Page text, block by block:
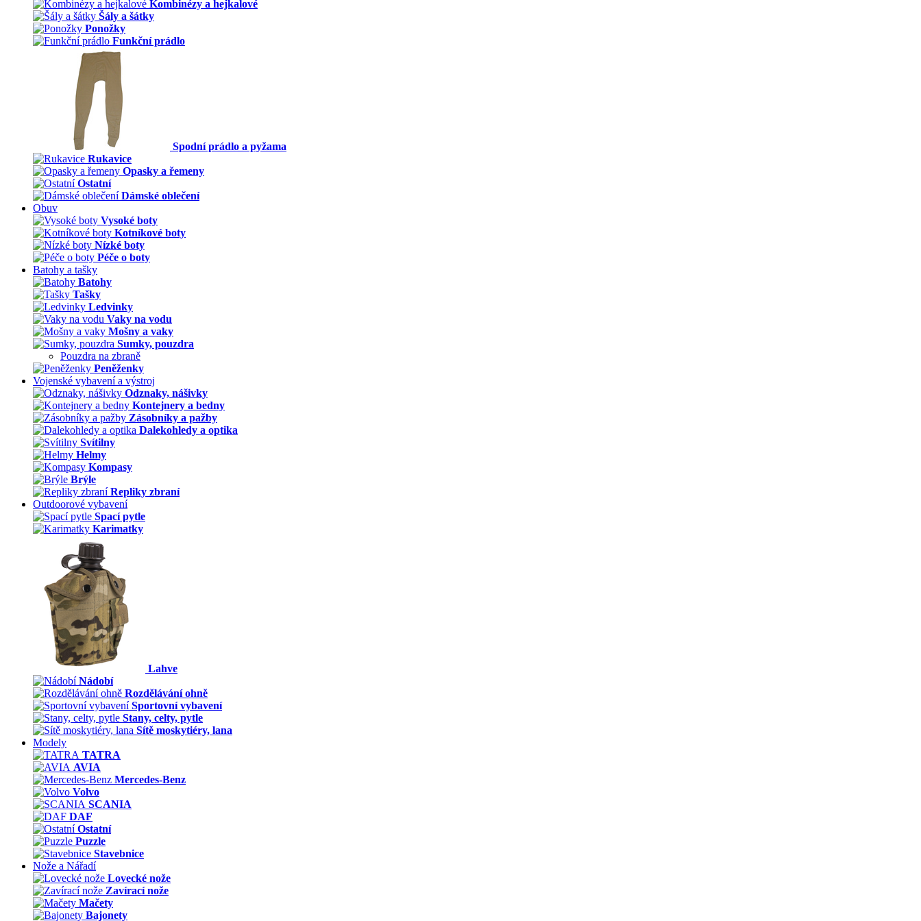
Kombinézy a hejkalové
Šály a šátky
Ponožky
Funkční prádlo
Spodní prádlo a pyžama
Rukavice
Opasky a řemeny
Ostatní
Dámské oblečení
Obuv
Vysoké boty
Kotníkové boty
Nízké boty
Péče o boty
Batohy a tašky
Batohy
Tašky
Ledvinky
Vaky na vodu
Mošny a vaky
Sumky, pouzdra
Pouzdra na zbraně
Peněženky
Vojenské vybavení a výstroj
Odznaky, nášivky
Kontejnery a bedny
Zásobníky a pažby
Dalekohledy a optika
Svítilny
Helmy
Kompasy
Brýle
Repliky zbraní
Outdoorové vybavení
Spací pytle
Karimatky
Lahve
Nádobí
Rozdělávání ohně
Sportovní vybavení
Stany, celty, pytle
Sítě moskytiéry, lana
Modely
TATRA
AVIA
Mercedes-Benz
Volvo
SCANIA
DAF
Ostatní
Puzzle
Stavebnice
Nože a Nářadí
Lovecké nože
Zavírací nože
Mačety
Bajonety